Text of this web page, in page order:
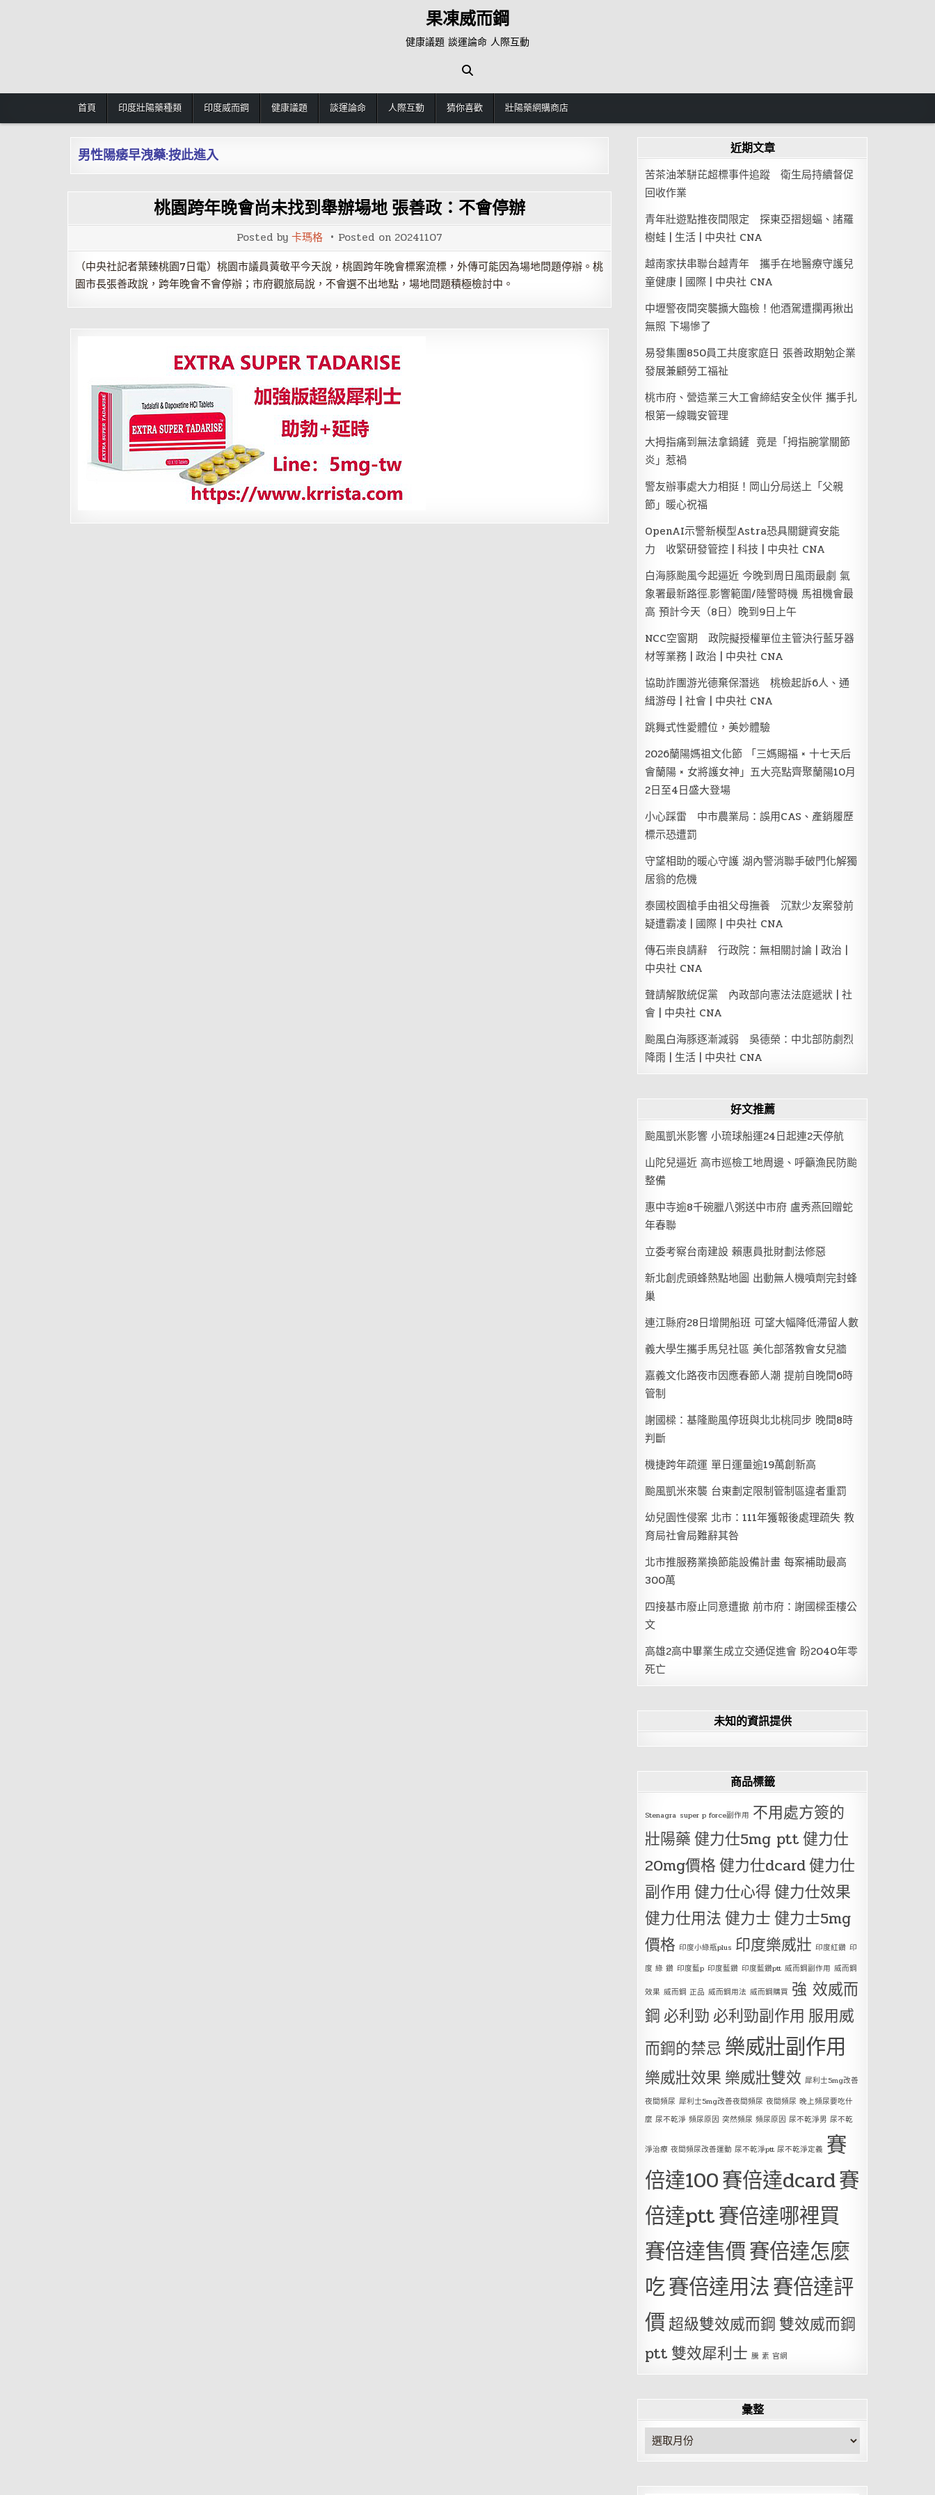
果凍威而鋼
健康議題 談運論命 人際互動
首頁 印度壯陽藥種類 印度威而鋼 健康議題 談運論命 人際互動 猜你喜歡 壯陽藥網購商店
男性陽痿早洩藥:按此進入
桃園跨年晚會尚未找到舉辦場地 張善政：不會停辦
Posted by 卡瑪格 Posted on 20241107
（中央社記者葉臻桃園7日電）桃園市議員黃敬平今天說，桃園跨年晚會標案流標，外傳可能因為場地問題停辦。桃
園市長張善政說，跨年晚會不會停辦；市府觀旅局說，不會選不出地點，場地問題積極檢討中。
近期文章
苦茶油苯駢芘超標事件追蹤 衛生局持續督促
回收作業
青年壯遊點推夜間限定 探東亞摺翅蝠、諸羅
樹蛙 | 生活 | 中央社 CNA
越南家扶串聯台越青年 攜手在地醫療守護兒
童健康 | 國際 | 中央社 CNA
中壢警夜間突襲擴大臨檢！他酒駕遭攔再揪出
無照 下場慘了
易發集團850員工共度家庭日 張善政期勉企業
發展兼顧勞工福祉
桃市府、營造業三大工會締結安全伙伴 攜手扎
根第一線職安管理
大拇指痛到無法拿鍋鏟 竟是「拇指腕掌關節
炎」惹禍
警友辦事處大力相挺！岡山分局送上「父親
節」暖心祝福
OpenAI示警新模型Astra恐具關鍵資安能
力 收緊研發管控 | 科技 | 中央社 CNA
白海豚颱風今起逼近 今晚到周日風雨最劇 氣
象署最新路徑.影響範圍/陸警時機 馬祖機會最
高 預計今天（8日）晚到9日上午
NCC空窗期 政院擬授權單位主管決行藍牙器
材等業務 | 政治 | 中央社 CNA
協助詐團游光德棄保潛逃 桃檢起訴6人、通
緝游母 | 社會 | 中央社 CNA
跳舞式性愛體位，美妙體驗
2026蘭陽媽祖文化節 「三媽賜福 × 十七天后
會蘭陽 × 女將護女神」五大亮點齊聚蘭陽10月
2日至4日盛大登場
小心踩雷 中市農業局：誤用CAS、產銷履歷
標示恐遭罰
守望相助的暖心守護 湖內警消聯手破門化解獨
居翁的危機
泰國校園槍手由祖父母撫養 沉默少友案發前
疑遭霸凌 | 國際 | 中央社 CNA
傳石崇良請辭 行政院：無相關討論 | 政治 |
中央社 CNA
聲請解散統促黨 內政部向憲法法庭遞狀 | 社
會 | 中央社 CNA
颱風白海豚逐漸減弱 吳德榮：中北部防劇烈
降雨 | 生活 | 中央社 CNA
好文推薦
颱風凱米影響 小琉球船運24日起連2天停航
山陀兒逼近 高市巡檢工地周邊、呼籲漁民防颱
整備
惠中寺逾8千碗臘八粥送中市府 盧秀燕回贈蛇
年春聯
立委考察台南建設 賴惠員批財劃法修惡
新北創虎頭蜂熱點地圖 出動無人機噴劑完封蜂
巢
連江縣府28日增開船班 可望大幅降低滯留人數
義大學生攜手馬兒社區 美化部落教會女兒牆
嘉義文化路夜市因應春節人潮 提前自晚間6時
管制
謝國樑：基隆颱風停班與北北桃同步 晚間8時
判斷
機捷跨年疏運 單日運量逾19萬創新高
颱風凱米來襲 台東劃定限制管制區違者重罰
幼兒園性侵案 北市：111年獲報後處理疏失 教
育局社會局難辭其咎
北市推服務業換節能設備計畫 每案補助最高
300萬
四接基市廢止同意遭撤 前市府：謝國樑歪樓公
文
高雄2高中畢業生成立交通促進會 盼2040年零
死亡
未知的資訊提供
商品標籤
Stenagra super p force副作用 不用處方簽的
壯陽藥健力仕5mg ptt健力仕
20mg價格健力仕dcard健力仕
副作用 健力仕心得健力仕效果
健力仕用法健力士健力士5mg
價格 印度小綠瓶plus 印度樂威壯 印度紅鑽 印
度 綠 鑽 印度藍p 印度藍鑽 印度藍鑽ptt 威而鋼副作用 威而鋼
效果 威而鋼 正品 威而鋼用法 威而鋼購買 強 效威而
鋼 必利勁 必利勁副作用 服用威
而鋼的禁忌 樂威壯副作用
樂威壯效果 樂威壯雙效 犀利士5mg改善
夜間頻尿 犀利士5mg改善夜間頻尿 夜間頻尿 晚上頻尿要吃什
麼 尿不乾淨 頻尿原因 突然頻尿 頻尿原因 尿不乾淨男 尿不乾
淨治療 夜間頻尿改善運動 尿不乾淨ptt 尿不乾淨定義 賽
倍達100賽倍達dcard賽
倍達ptt賽倍達哪裡買
賽倍達售價賽倍達怎麼
吃賽倍達用法賽倍達評
價超級雙效威而鋼 雙效威而鋼
ptt 雙效犀利士 騰 素 官網
彙整
彙
整